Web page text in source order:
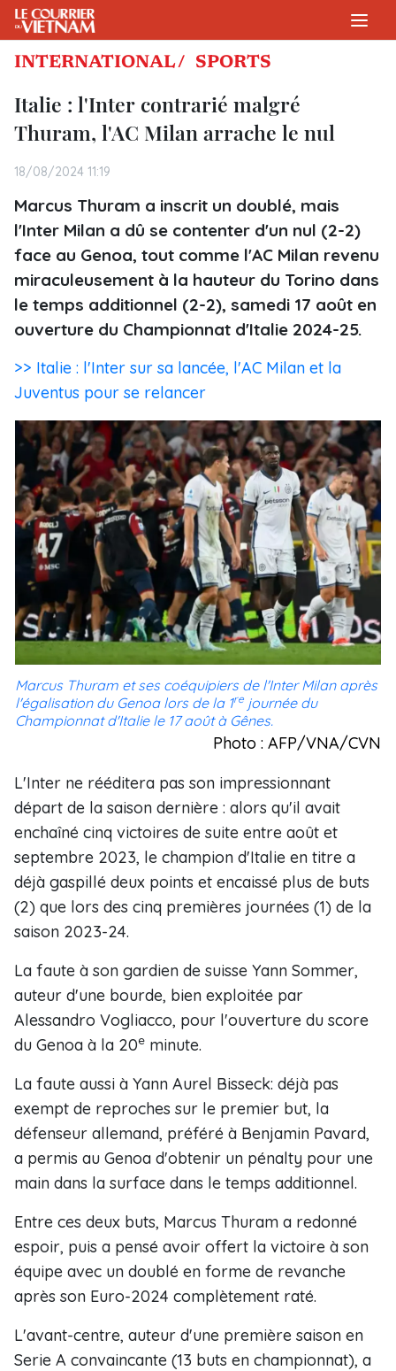
INTERNATIONAL / SPORTS
Italie : l'Inter contrarié malgré
Thuram, l'AC Milan arrache le nul
18/08/2024 11:19
Marcus Thuram a inscrit un doublé, mais
l'Inter Milan a dû se contenter d'un nul (2-2)
face au Genoa, tout comme l'AC Milan revenu
miraculeusement à la hauteur du Torino dans
le temps additionnel (2-2), samedi 17 août en
ouverture du Championnat d'Italie 2024-25.
>> Italie : l'Inter sur sa lancée, l'AC Milan et la
Juventus pour se relancer
Marcus Thuram et ses coéquipiers de l'Inter Milan après
l'égalisation du Genoa lors de la 1re journée du
Championnat d'Italie le 17 août à Gênes.
Photo : AFP/VNA/CVN
L'Inter ne rééditera pas son impressionnant
départ de la saison dernière : alors qu'il avait
enchaîné cinq victoires de suite entre août et
septembre 2023, le champion d'Italie en titre a
déjà gaspillé deux points et encaissé plus de buts
(2) que lors des cinq premières journées (1) de la
saison 2023-24.
La faute à son gardien de suisse Yann Sommer,
auteur d'une bourde, bien exploitée par
Alessandro Vogliacco, pour l'ouverture du score
du Genoa à la 20e minute.
La faute aussi à Yann Aurel Bisseck: déjà pas
exempt de reproches sur le premier but, la
défenseur allemand, préféré à Benjamin Pavard,
a permis au Genoa d'obtenir un pénalty pour une
main dans la surface dans le temps additionnel.
Entre ces deux buts, Marcus Thuram a redonné
espoir, puis a pensé avoir offert la victoire à son
équipe avec un doublé en forme de revanche
après son Euro-2024 complètement raté.
L'avant-centre, auteur d'une première saison en
Serie A convaincante (13 buts en championnat), a